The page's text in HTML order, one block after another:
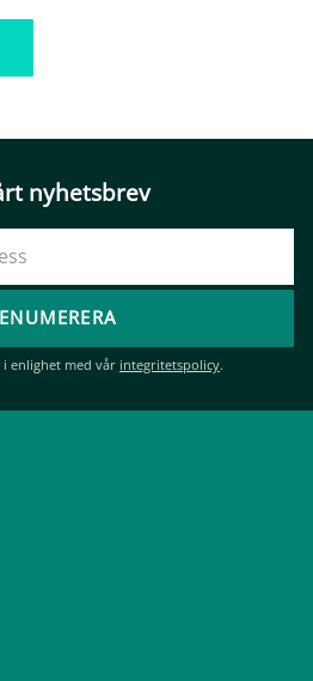
nyhetsbrev
enlighet med vår integritetspolicy.